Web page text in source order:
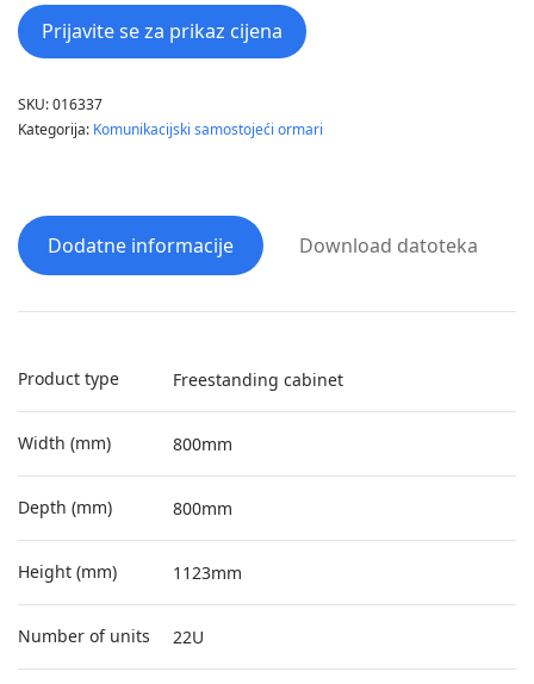
Prijavite se za prikaz cijena
SKU:016337
Kategorija: Komunikacijski samostojeći ormari
Dodatne informacije Download datoteka
Product type Freestanding cabinet
Width (mm) 800mm
Depth (mm) 800mm
Height (mm) 1123mm
Number of units 22U